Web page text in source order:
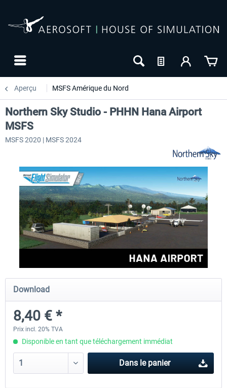
Aperçu MSFS Amérique du Nord
FSDG - Greenland Kulusuk MSFS Aerosoft Airport
Northern Sky Studio - PHHN Hana Airport
MSFS
MSFS 2020 | MSFS 2024
Download
8,40 € *
Prix incl. 20% TVA
Disponible en tant que téléchargement immédiat
Dans le panier